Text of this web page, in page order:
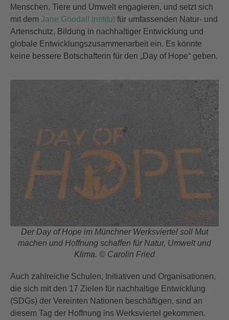
Menschen, Tiere und Umwelt engagieren, und setzt sich
mit dem Jane Goodall Institut für umfassenden Natur- und
Artenschutz, Bildung in nachhaltiger Entwicklung und
globale Entwicklungszusammenarbeit ein. Es könnte
keine bessere Botschafterin für den „Day of Hope“ geben.
Der Day of Hope im Münchner Werksviertel soll Mut
machen und Hoffnung schaffen für Natur, Umwelt und
Klima. © Carolin Fried
Auch zahlreiche Schulen, Initiativen und Organisationen,
die sich mit den 17 Zielen für nachhaltige Entwicklung
(SDGs) der Vereinten Nationen beschäftigen, sind an
diesem Tag der Hoffnung ins Werksviertel gekommen.